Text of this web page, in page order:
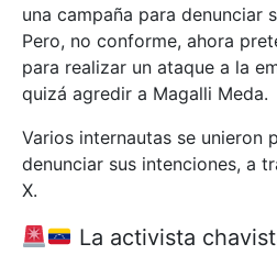
una campaña para denunciar
Pero, no conforme, ahora
para realizar un ataque a la
quizá agredir a Magalli Meda.
Varios internautas se unieron
denunciar sus intenciones, a
X.
La activista